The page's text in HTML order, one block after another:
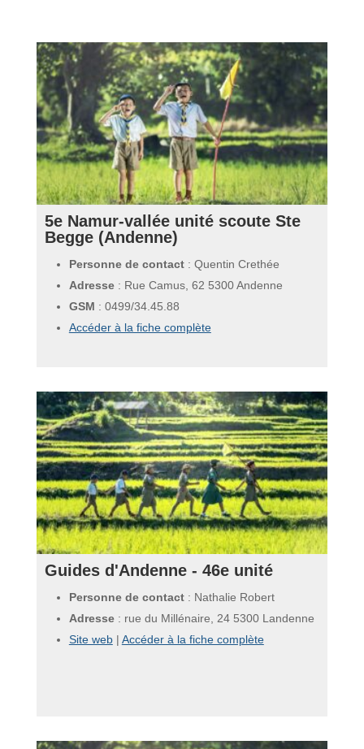
5e Namur-vallée unité scoute Ste
Begge (Andenne)
Personne de contact: Quentin Crethée
Adresse: Rue Camus, 62 5300 Andenne
GSM : 0499/34.45.88
Accéder à la fiche complète
Guides d'Andenne - 46e unité
Personne de contact: Nathalie Robert
Adresse: rue du Millénaire, 24 5300 Landenne
Site web| Accéder à la fiche complète